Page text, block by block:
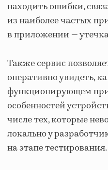
находить ошибки,
из наиболее частых
в приложении —
Также сервис
оперативно увидеть,
функционирующем
особенностей
числе тех, которые
локально у
на этапе тестирования.